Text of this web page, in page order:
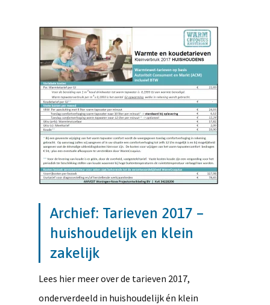
Archief: Tarieven 2017 –
huishoudelijk en klein
zakelijk
Lees hier meer over de tarieven 2017,
onderverdeeld in huishoudelijk én klein